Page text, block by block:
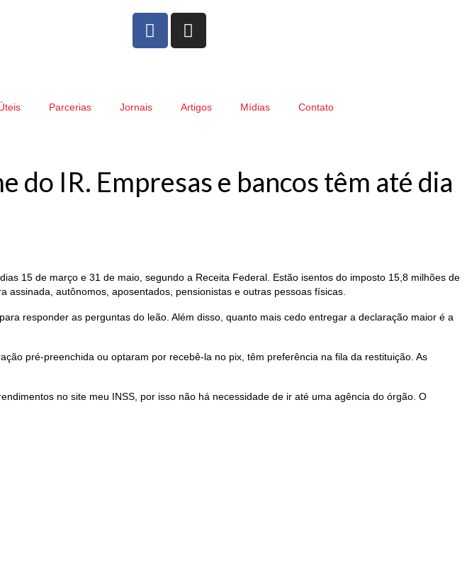
Parcerias Jornais Artigos Mídias Contato
do IR. Empresas e bancos têm até dia
15 de março e 31 de maio, segundo a Receita Federal. Estão isentos do imposto 15,8 milhões de
autônomos, aposentados, pensionistas e outras pessoas físicas.
responder as perguntas do leão. Além disso, quanto mais cedo entregar a declaração maior é a
pré-preenchida ou optaram por recebê-la no pix, têm preferência na fila da restituição. As
no site meu INSS, por isso não há necessidade de ir até uma agência do órgão. O